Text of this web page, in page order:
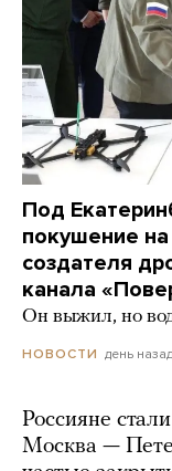
Под
покушение
создателя
канала
Он выжил, но
НОВОСТИ день назад
Россияне
Москва —